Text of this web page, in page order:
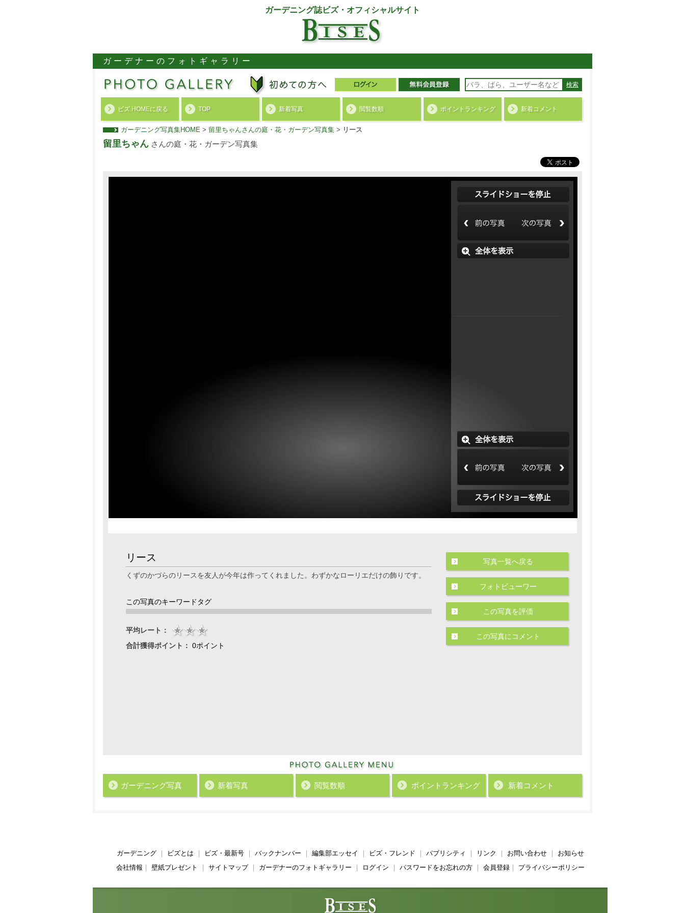
ガーデニング誌ビズ・オフィシャルサイト
ガーデナーのフォトギャラリー
検索
ビズ HOMEに戻る TOP 新着写真 閲覧数順 ポイント ランキング 新着コメント
ガーデニング写真集HOME > 留里ちゃんさんの庭・花・ガーデン写真集 > リース
留里ちゃん さんの庭・花・ガーデン写真集
リース
くずのかづらのリースを友人が今年は作ってくれました。わずかなローリエだけの飾りです。
この写真のキーワードタグ
平均レート：
合計獲得ポイント： 0ポイント
写真一覧へ戻る
フォトビューワー
この写真を評価
この写真にコメント
ガーデニング写真 新着写真 閲覧数順 ポイント ランキング 新着コメント
ガーデニング｜ ビズとは ビズ・最新号｜ バックナンバー 編集部エッセイ ビズ・フレンド パブリシティ リンク お問い合わせ｜ お知らせ
会社情報
壁紙プレゼント サイトマップ｜ ガーデナーのフォトギャラリー ログイン パスワードをお忘れの方｜ 会員登録｜ プライバシーポリシー